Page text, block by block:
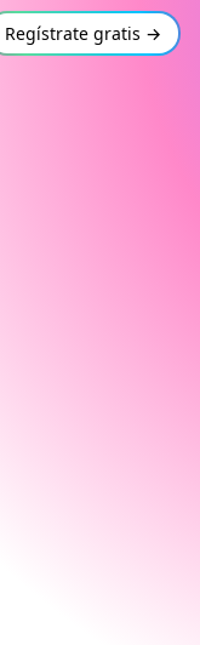
Regístrate gratis →